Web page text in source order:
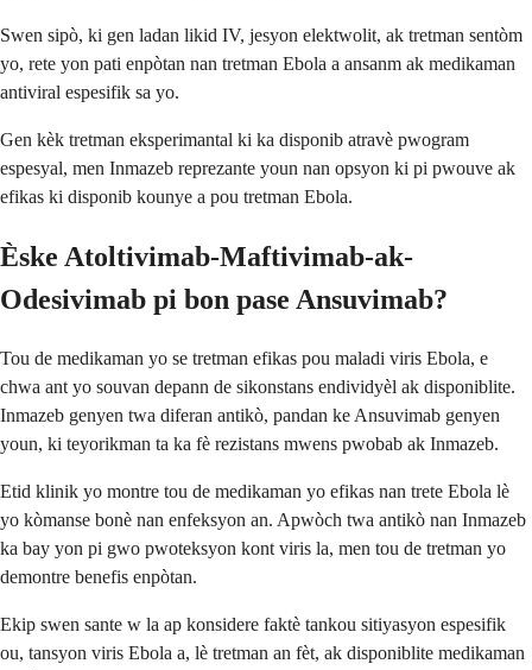
Swen sipò, ki gen ladan likid IV, jesyon elektwolit, ak tretman sentòm
yo, rete yon pati enpòtan nan tretman Ebola a ansanm ak medikaman
antiviral espesifik sa yo.
Gen kèk tretman eksperimantal ki ka disponib atravè pwogram
espesyal, men Inmazeb reprezante youn nan opsyon ki pi pwouve ak
efikas ki disponib kounye a pou tretman Ebola.
Èske Atoltivimab-Maftivimab-ak-
Odesivimab pi bon pase Ansuvimab?
Tou de medikaman yo se tretman efikas pou maladi viris Ebola, e
chwa ant yo souvan depann de sikonstans endividyèl ak disponiblite.
Inmazeb genyen twa diferan antikò, pandan ke Ansuvimab genyen
youn, ki teyorikman ta ka fè rezistans mwens pwobab ak Inmazeb.
Etid klinik yo montre tou de medikaman yo efikas nan trete Ebola lè
yo kòmanse bonè nan enfeksyon an. Apwòch twa antikò nan Inmazeb
ka bay yon pi gwo pwoteksyon kont viris la, men tou de tretman yo
demontre benefis enpòtan.
Ekip swen sante w la ap konsidere faktè tankou sitiyasyon espesifik
ou, tansyon viris Ebola a, lè tretman an fèt, ak disponiblite medikaman